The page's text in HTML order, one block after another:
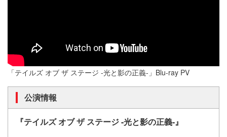
「テイルズ オブ ザ ステージ -光と影の正義-」Blu-ray PV
公演情報
『テイルズ オブ ザ ステージ -光と影の正義-』